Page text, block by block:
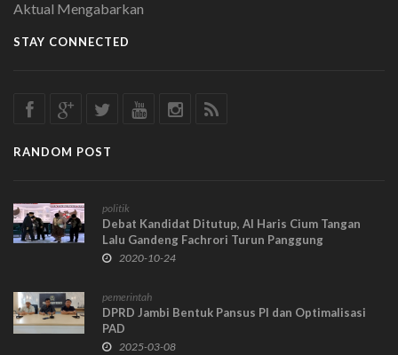
Aktual Mengabarkan
STAY CONNECTED
RANDOM POST
politik
Debat Kandidat Ditutup, Al Haris Cium Tangan
Lalu Gandeng Fachrori Turun Panggung
2020-10-24
pemerintah
DPRD Jambi Bentuk Pansus PI dan Optimalisasi
PAD
2025-03-08